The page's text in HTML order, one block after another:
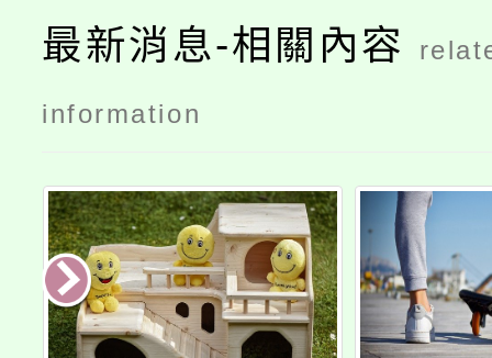
最新消息-相關內容
information